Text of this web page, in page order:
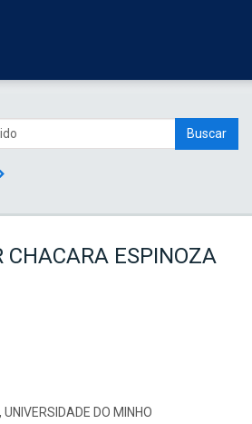
Buscar
CHACARA ESPINOZA
DO MINHO